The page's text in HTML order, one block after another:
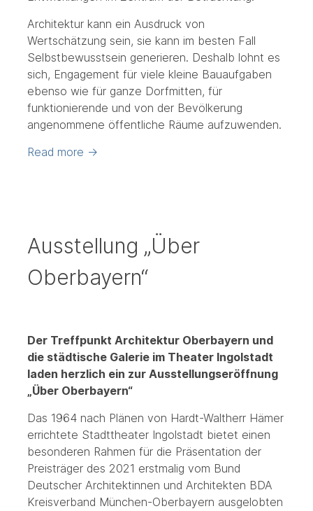
Architektur kann ein Ausdruck von
Wertschätzung sein, sie kann im besten Fall
Selbstbewusstsein generieren. Deshalb lohnt es
sich, Engagement für viele kleine Bauaufgaben
ebenso wie für ganze Dorfmitten, für
funktionierende und von der Bevölkerung
angenommene öffentliche Räume aufzuwenden.
Read more →
Ausstellung „Über
Oberbayern“
Der Treffpunkt Architektur Oberbayern und
die städtische Galerie im Theater Ingolstadt
laden herzlich ein zur Ausstellungseröffnung
„Über Oberbayern“
Das 1964 nach Plänen von Hardt-Waltherr Hämer
errichtete Stadttheater Ingolstadt bietet einen
besonderen Rahmen für die Präsentation der
Preisträger des 2021 erstmalig vom Bund
Deutscher Architektinnen und Architekten BDA
Kreisverband München-Oberbayern ausgelobten